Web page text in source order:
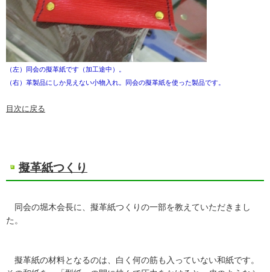
（左）同会の擬革紙です（加工途中）。
（右）革製品にしか見えない小物入れ。同会の擬革紙を使った製品です。
目次に戻る
擬革紙つくり
同会の堀木会長に、擬革紙つくりの一部を教えていただきまし
た。
擬革紙の材料となるのは、白く何の筋も入っていない和紙です。